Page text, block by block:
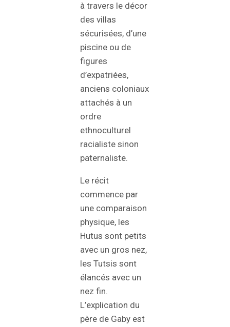
à travers le décor
des villas
sécurisées, d’une
piscine ou de
figures
d’expatriées,
anciens coloniaux
attachés à un
ordre
ethnoculturel
racialiste sinon
paternaliste.
Le récit
commence par
une comparaison
physique, les
Hutus sont petits
avec un gros nez,
les Tutsis sont
élancés avec un
nez fin.
L’explication du
père de Gaby est